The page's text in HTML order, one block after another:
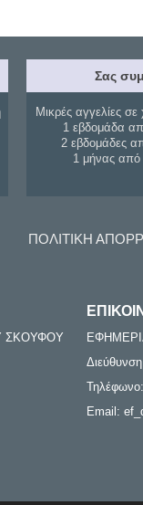
Σας
Μικρές αγγελίες σε
1 εβδομάδα
2 εβδομάδες
1 μήνας
ΠΟΛΙΤΙΚΗ
ΣΚΟΥΦΟΥ
Email: